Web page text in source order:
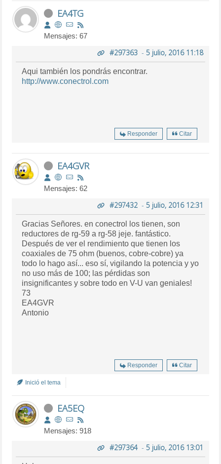
EA4TG
Mensajes: 67
#297363- 5 julio, 2016 11:18
Aqui también los pondrás encontrar.
http://www.conectrol.com
Responder Citar
EA4GVR
Mensajes: 62
#297432- 5 julio, 2016 12:31
Gracias Señores. en conectrol los tienen, son
reductores de rg-59 a rg-58 jeje. fantástico.
Después de ver el rendimiento que tienen los
coaxiales de 75 ohm (buenos, cobre-cobre) ya
todo lo hago así... eso sí, vigilando la potencia y yo
no uso más de 100; las pérdidas son
insignificantes y sobre todo en V-U van geniales!
73
EA4GVR
Antonio
Responder Citar
Inició el tema
EA5EQ
Mensajes: 918
#297364- 5 julio, 2016 13:01